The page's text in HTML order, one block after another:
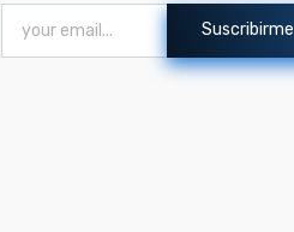
Suscribirme